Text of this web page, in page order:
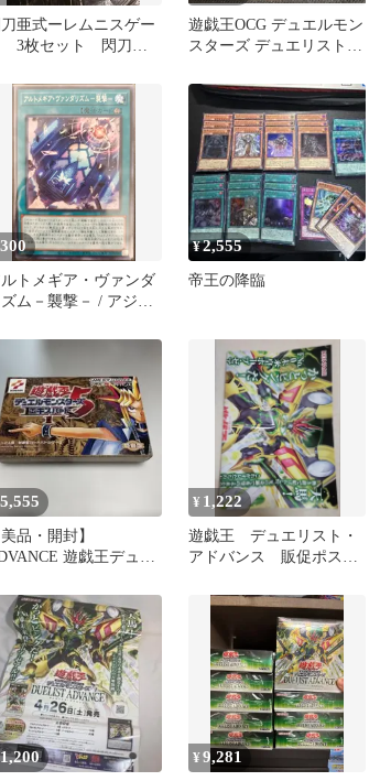
刀亜式ーレムニスゲー
3枚セット 閃刀姫
遊戯王OCG デュエルモン
スターズ デュエリストア
300
トメギア・ヴァンダ
ズム－襲撃－ / アジア
ンス [DUELIST
/ ID:1122030
¥2,555
帝王の降臨
5,555
美品・開封】
遊戯王デュエ
ト1
¥ 1,222
遊戯王 デュエリスト・
アドバンス 販促ポスタ
1,200 ¥9,281